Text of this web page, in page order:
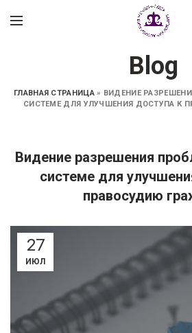
Blog
ГЛАВНАЯ СТРАНИЦА» ВИДЕНИЕ
СИСТЕМЕ ДЛЯ УЛУЧШЕНИЯ ДОСТУПА К
Видение разрешения
системе для
правосудию
27
ИЮЛ